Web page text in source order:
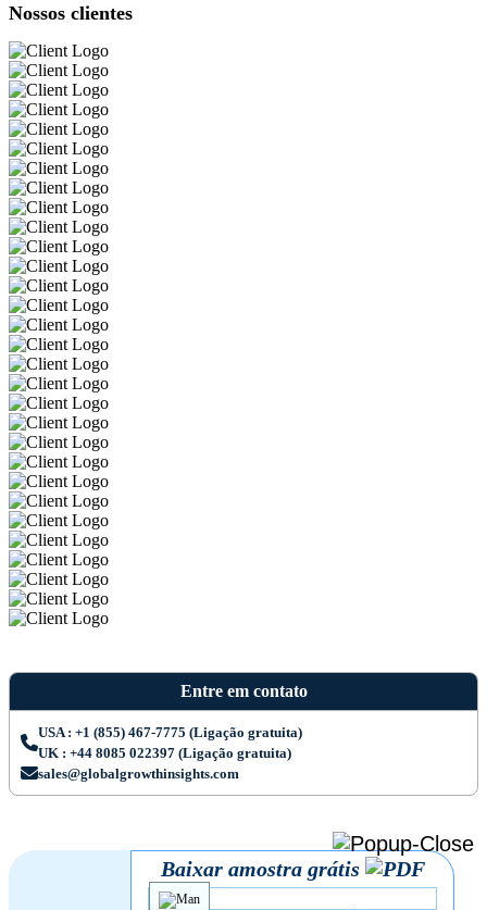
Nossos clientes
Entre em contato
USA : +1 (855) 467-7775 (Ligação gratuita)
UK : +44 8085 022397 (Ligação gratuita)
sales@globalgrowthinsights.com
Baixar amostra grátis